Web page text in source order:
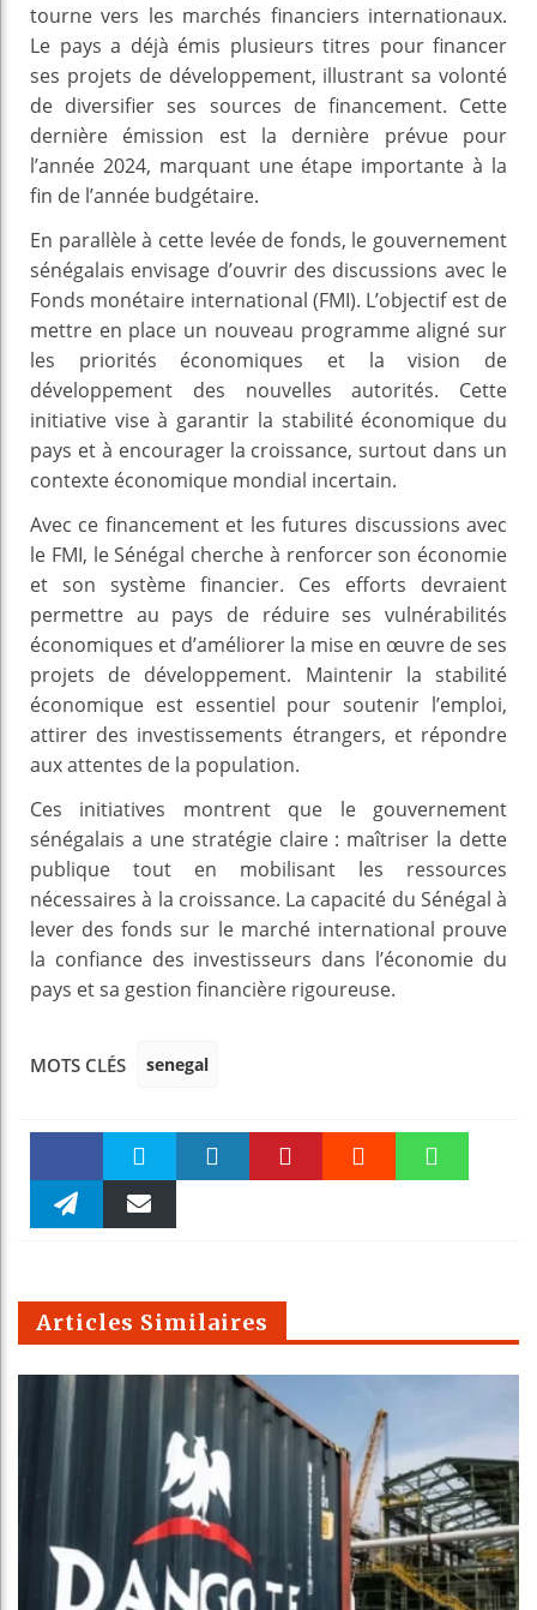
tourne vers les marchés financiers internationaux.
Le pays a déjà émis plusieurs titres pour financer
ses projets de développement, illustrant sa volonté
de diversifier ses sources de financement. Cette
dernière émission est la dernière prévue pour
l’année 2024, marquant une étape importante à la
fin de l’année budgétaire.
En parallèle à cette levée de fonds, le gouvernement
sénégalais envisage d’ouvrir des discussions avec le
Fonds monétaire international (FMI). L’objectif est de
mettre en place un nouveau programme aligné sur
les priorités économiques et la vision de
développement des nouvelles autorités. Cette
initiative vise à garantir la stabilité économique du
pays et à encourager la croissance, surtout dans un
contexte économique mondial incertain.
Avec ce financement et les futures discussions avec
le FMI, le Sénégal cherche à renforcer son économie
et son système financier. Ces efforts devraient
permettre au pays de réduire ses vulnérabilités
économiques et d’améliorer la mise en œuvre de ses
projets de développement. Maintenir la stabilité
économique est essentiel pour soutenir l’emploi,
attirer des investissements étrangers, et répondre
aux attentes de la population.
Ces initiatives montrent que le gouvernement
sénégalais a une stratégie claire : maîtriser la dette
publique tout en mobilisant les ressources
nécessaires à la croissance. La capacité du Sénégal à
lever des fonds sur le marché international prouve
la confiance des investisseurs dans l’économie du
pays et sa gestion financière rigoureuse.
MOTS CLÉS senegal
Faceboo Twitter
m
Articles Similaires